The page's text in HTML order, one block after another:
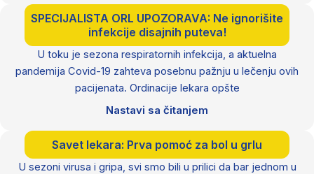
SPECIJALISTA ORL UPOZORAVA: Ne ignorišite
infekcije disajnih puteva!
U toku je sezona respiratornih infekcija, a aktuelna
pandemija Covid-19 zahteva posebnu pažnju u lečenju ovih
pacijenata. Ordinacije lekara opšte
Nastavi sa čitanjem
Savet lekara: Prva pomoć za bol u grlu
U sezoni virusa i gripa, svi smo bili u prilici da bar jednom u